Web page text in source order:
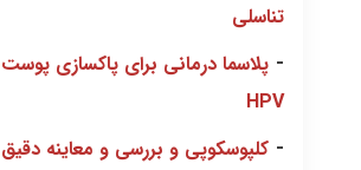
تناسلی
- پلاسما درمانی برای پاکسازی
HPV
- کلپوسکوپی و بررسی و معاینه